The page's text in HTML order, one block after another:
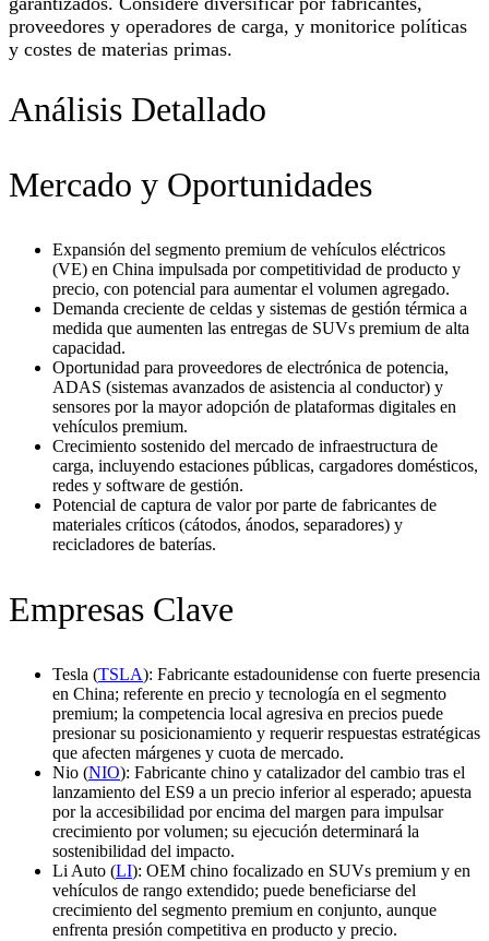
proveedores y operadores de carga, y monitorice políticas
y costes de materias primas.
Análisis Detallado
Mercado y Oportunidades
Expansión del segmento premium de vehículos eléctricos
(VE) en China impulsada por competitividad de producto y
precio, con potencial para aumentar el volumen agregado.
Demanda creciente de celdas y sistemas de gestión térmica a
medida que aumenten las entregas de SUVs premium de alta
capacidad.
Oportunidad para proveedores de electrónica de potencia,
ADAS (sistemas avanzados de asistencia al conductor) y
sensores por la mayor adopción de plataformas digitales en
vehículos premium.
Crecimiento sostenido del mercado de infraestructura de
carga, incluyendo estaciones públicas, cargadores domésticos,
redes y software de gestión.
Potencial de captura de valor por parte de fabricantes de
materiales críticos (cátodos, ánodos, separadores) y
recicladores de baterías.
Empresas Clave
Tesla (TSLA): Fabricante estadounidense con fuerte presencia
en China; referente en precio y tecnología en el segmento
premium; la competencia local agresiva en precios puede
presionar su posicionamiento y requerir respuestas estratégicas
que afecten márgenes y cuota de mercado.
Nio (NIO): Fabricante chino y catalizador del cambio tras el
lanzamiento del ES9 a un precio inferior al esperado; apuesta
por la accesibilidad por encima del margen para impulsar
crecimiento por volumen; su ejecución determinará la
sostenibilidad del impacto.
Li Auto (LI): OEM chino focalizado en SUVs premium y en
vehículos de rango extendido; puede beneficiarse del
crecimiento del segmento premium en conjunto, aunque
enfrenta presión competitiva en producto y precio.